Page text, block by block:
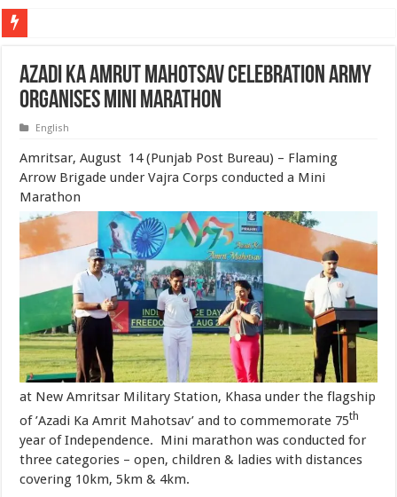
Azadi Ka Amrut Mahotsav celebration Army
organises Mini Marathon
English
Amritsar, August 14 (Punjab Post Bureau) – Flaming
Arrow Brigade under Vajra Corps conducted a Mini
Marathon
at New Amritsar Military Station, Khasa under the flagship
of ’Azadi Ka Amrit Mahotsav’ and to commemorate 75th
year of Independence. Mini marathon was conducted for
three categories – open, children & ladies with distances
covering 10km, 5km & 4km.